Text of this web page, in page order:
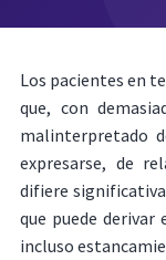
Los pacientes en
que, con
malinterpretado
expresarse, de
difiere
que puede
incluso